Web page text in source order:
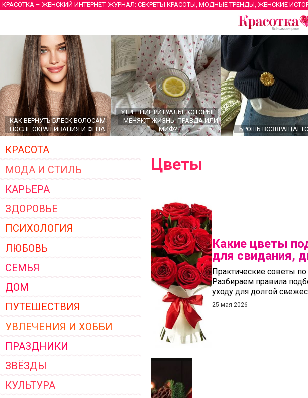
КРАСОТКА – ЖЕНСКИЙ ИНТЕРНЕТ-ЖУРНАЛ: СЕКРЕТЫ КРАСОТЫ, МОДНЫЕ ТРЕНДЫ, ЖЕНСКИЕ
КАК ВЕРНУТЬ БЛЕСК ВОЛОСАМ
ПОСЛЕ ОКРАШИВАНИЯ И ФЕНА
УТРЕННИЕ РИТУАЛЫ, КОТОРЫЕ
МЕНЯЮТ ЖИЗНЬ: ПРАВДА ИЛИ
МИФ?
БРОШЬ
ГЛАВНЫЕ ТРЕНДЫ ВЕРХНЕЙ
ЖЕНСКОЙ ОДЕЖДЫ 2026
КРАСОТА
МОДА И СТИЛЬ
КАРЬЕРА
ЗДОРОВЬЕ
ПСИХОЛОГИЯ
ЛЮБОВЬ
СЕМЬЯ
ДОМ
ПУТЕШЕСТВИЯ
УВЛЕЧЕНИЯ И ХОББИ
ПРАЗДНИКИ
ЗВЁЗДЫ
КУЛЬТУРА
Цветы
Какие цветы
для свидания,
Практические советы
Разбираем правила
уходу для долгой
25 мая 2026